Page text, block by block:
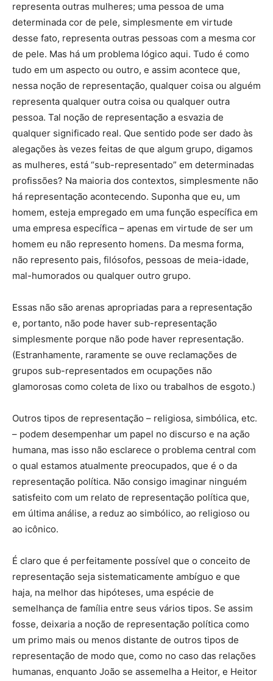
representa outras mulheres; uma pessoa de uma
determinada cor de pele, simplesmente em virtude
desse fato, representa outras pessoas com a mesma cor
de pele. Mas há um problema lógico aqui. Tudo é como
tudo em um aspecto ou outro, e assim acontece que,
nessa noção de representação, qualquer coisa ou alguém
representa qualquer outra coisa ou qualquer outra
pessoa. Tal noção de representação a esvazia de
qualquer significado real. Que sentido pode ser dado às
alegações às vezes feitas de que algum grupo, digamos
as mulheres, está “sub-representado” em determinadas
profissões? Na maioria dos contextos, simplesmente não
há representação acontecendo. Suponha que eu, um
homem, esteja empregado em uma função específica em
uma empresa específica – apenas em virtude de ser um
homem eu não represento homens. Da mesma forma,
não represento pais, filósofos, pessoas de meia-idade,
mal-humorados ou qualquer outro grupo.
Essas não são arenas apropriadas para a representação
e, portanto, não pode haver sub-representação
simplesmente porque não pode haver representação.
(Estranhamente, raramente se ouve reclamações de
grupos sub-representados em ocupações não
glamorosas como coleta de lixo ou trabalhos de esgoto.)
Outros tipos de representação – religiosa, simbólica, etc.
– podem desempenhar um papel no discurso e na ação
humana, mas isso não esclarece o problema central com
o qual estamos atualmente preocupados, que é o da
representação política. Não consigo imaginar ninguém
satisfeito com um relato de representação política que,
em última análise, a reduz ao simbólico, ao religioso ou
ao icônico.
É claro que é perfeitamente possível que o conceito de
representação seja sistematicamente ambíguo e que
haja, na melhor das hipóteses, uma espécie de
semelhança de família entre seus vários tipos. Se assim
fosse, deixaria a noção de representação política como
um primo mais ou menos distante de outros tipos de
representação de modo que, como no caso das relações
humanas, enquanto João se assemelha a Heitor, e Heitor